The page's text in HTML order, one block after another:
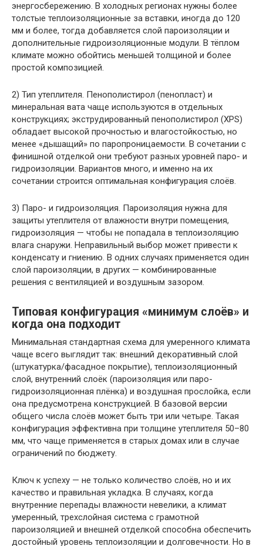
энергосбережению. В холодных регионах нужны более
толстые теплоизоляционные за вставки, иногда до 120
мм и более, тогда добавляется слой пароизоляции и
дополнительные гидроизоляционные модули. В тёплом
климате можно обойтись меньшей толщиной и более
простой композицией.
2) Тип утеплителя. Пенополистирол (пенопласт) и
минеральная вата чаще используются в отдельных
конструкциях; экструдированный пенополистирол (XPS)
обладает высокой прочностью и влагостойкостью, но
менее «дышащий» по паропроницаемости. В сочетании с
финишной отделкой они требуют разных уровней паро- и
гидроизоляции. Вариантов много, и именно на их
сочетании строится оптимальная конфигурация слоёв.
3) Паро- и гидроизоляция. Пароизоляция нужна для
защиты утеплителя от влажности внутри помещения,
гидроизоляция — чтобы не попадала в теплоизоляцию
влага снаружи. Неправильный выбор может привести к
конденсату и гниению. В одних случаях применяется один
слой пароизоляции, в других — комбинированные
решения с вентиляцией и воздушным зазором.
Типовая конфигурация «минимум слоёв» и
когда она подходит
Минимальная стандартная схема для умеренного климата
чаще всего выглядит так: внешний декоративный слой
(штукатурка/фасадное покрытие), теплоизоляционный
слой, внутренний слоёк (пароизоляция или паро-
гидроизоляционная плёнка) и воздушная прослойка, если
она предусмотрена конструкцией. В базовой версии
общего числа слоёв может быть три или четыре. Такая
конфигурация эффективна при толщине утеплителя 50–80
мм, что чаще применяется в старых домах или в случае
ограничений по бюджету.
Ключ к успеху — не только количество слоёв, но и их
качество и правильная укладка. В случаях, когда
внутренние перепады влажности невелики, а климат
умеренный, трехслойная система с грамотной
пароизоляцией и внешней отделкой способна обеспечить
достойный уровень теплоизоляции и долговечности. Но в